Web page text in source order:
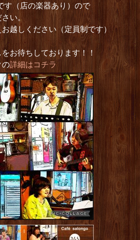
す（店の楽器あり）ので
い。
越しください（定員制です）
お待ちしております！！
の詳細はコチラ